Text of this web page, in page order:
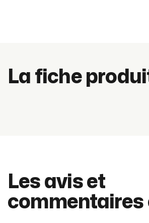
La fiche
Les avis et
commentaires